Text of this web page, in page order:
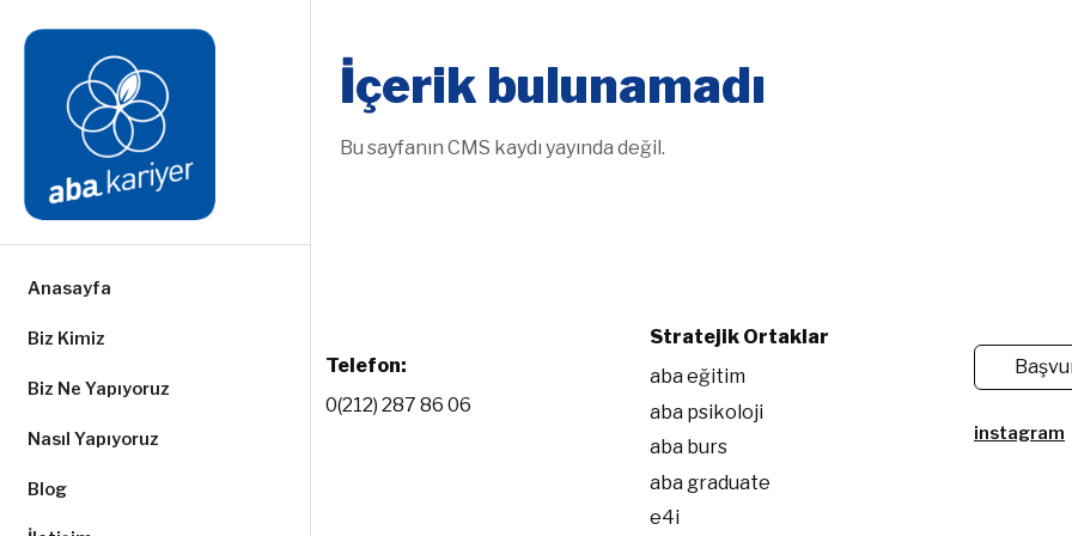
Anasayfa
Biz Kimiz
Biz Ne Yapıyoruz
Nasıl Yapıyoruz
Blog
İçerik bulunamadı
Bu sayfanın CMS kaydı yayında değil.
Telefon:
0(212) 287 86 06
Stratejik Ortaklar
aba eğitim
aba psikoloji
aba burs
aba graduate
e4i
instagram